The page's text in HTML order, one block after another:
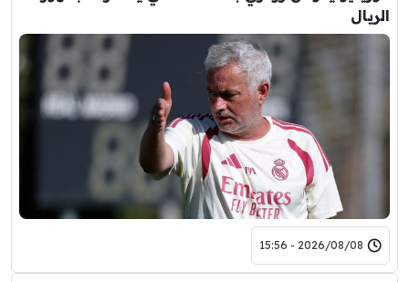
الريال
2026/08/08 - 15:56